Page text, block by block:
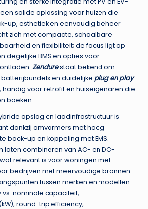
en sterke integratie met PV en EV-
solide oplossing voor huizen die
up, esthetiek en eenvoudig beheer
zich met compacte, schaalbare
en flexibiliteit; de focus ligt op
degelijke BMS en opties voor
Zendurestaat bekend om
en duidelijke plug en play
voor retrofit en huiseigenaren die
boeken.
opslag en laadinfrastructuur is
dankzij omvormers met hoog
back-up en koppeling met EMS.
laten combineren van AC- en DC-
relevant is voor woningen met
bedrijven met meervoudige bronnen.
tussen merken en modellen
vs. nominale capaciteit,
round-trip efficiency,